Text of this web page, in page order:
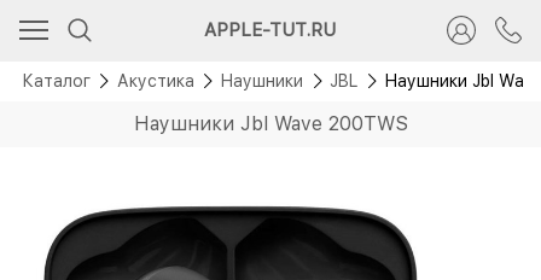
APPLE-TUT.RU
Каталог Акустика Наушники JBL Наушники Jbl
Наушники Jbl Wave 200TWS
Новинка